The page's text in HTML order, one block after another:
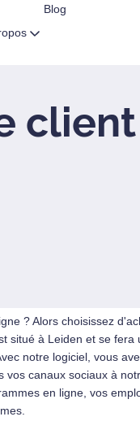
Blog
client
? Alors choisissez
situé à Leiden et se fera
notre logiciel, vous
canaux sociaux à
en ligne, vos